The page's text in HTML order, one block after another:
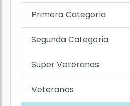
Primera Categoria
Segunda Categoria
Super Veteranos
Veteranos